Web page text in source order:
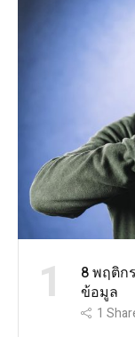
1
8 พฤติก
ข้อมูล
1